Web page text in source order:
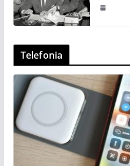
Telefonia